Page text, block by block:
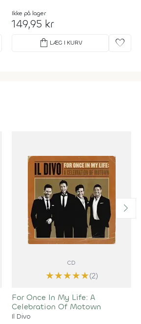
Ikke på lager
149,95 kr
shopping_bag LÆG I KURV favorite
CD
★★★★★(2)
For Once In My Life: A
Celebration Of Motown
Il Divo